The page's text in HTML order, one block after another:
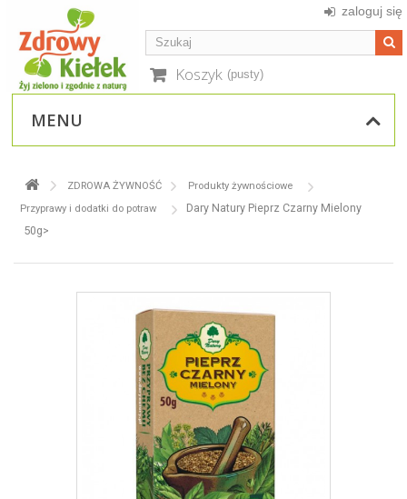
zaloguj się
Koszyk (pusty)
MENU
ZDROWA ŻYWNOŚĆ
Produkty żywnościowe
Przyprawy i dodatki do potraw
Dary Natury Pieprz Czarny Mielony
50g>